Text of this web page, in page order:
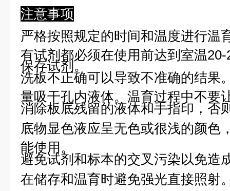
注意事项
严格按照规定的时间和温度进行温
有试剂都必须在使用前达到室温
保存试剂。
洗板不正确可以导致不准确的结果
量吸干孔内液体。温育过程中不要
消除板底残留的液体和手指印，否
底物显色液应呈无色或很浅的颜色
能使用。
避免试剂和标本的交叉污染以免造
在储存和温育时避免强光直接照射